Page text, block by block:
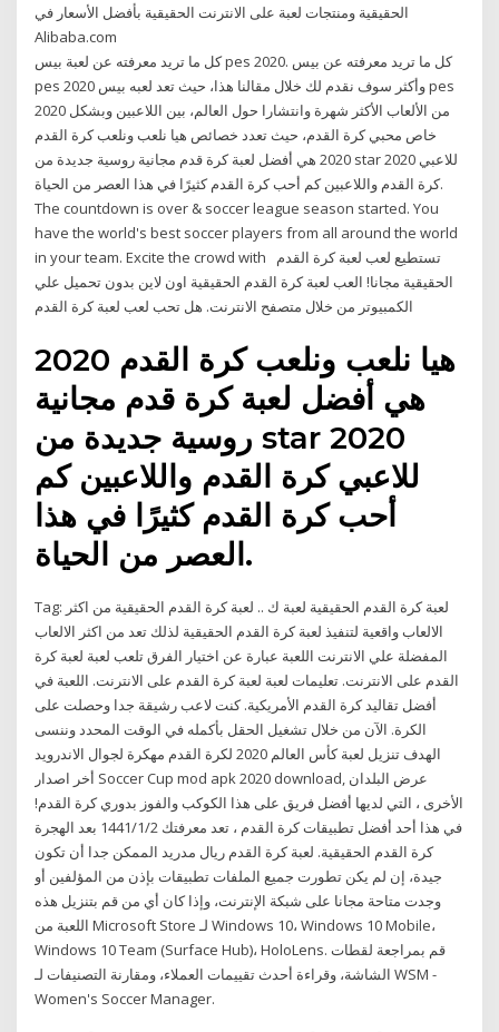
الحقيقية ومنتجات لعبة على الانترنت الحقيقية بأفضل الأسعار في
Alibaba.com
كل ما تريد معرفته عن لعبة بيس pes 2020. كل ما تريد معرفته عن بيس
pes 2020 وأكثر سوف نقدم لك خلال مقالنا هذا، حيث تعد لعبه بيس pes
2020 من الألعاب الأكثر شهرة وانتشارا حول العالم، بين اللاعبين وبشكل
خاص محبي كرة القدم، حيث تعدد خصائص هيا نلعب ونلعب كرة القدم
2020 هي أفضل لعبة كرة قدم مجانية روسية جديدة من star 2020 للاعبي
كرة القدم واللاعبين كم أحب كرة القدم كثيرًا في هذا العصر من الحياة.
The countdown is over & soccer league season started. You
have the world's best soccer players from all around the world
in your team. Excite the crowd with تستطيع لعب لعبة كرة القدم
الحقيقية مجانا! العب لعبة كرة القدم الحقيقية اون لاين بدون تحميل علي
هيا نلعب ونلعب كرة القدم 2020
هي أفضل لعبة كرة قدم مجانية
روسية جديدة من star 2020
للاعبي كرة القدم واللاعبين كم
أحب كرة القدم كثيرًا في هذا
العصر من الحياة.
Tag: لعبة كرة القدم الحقيقية لعبة ك .. لعبة كرة القدم الحقيقية من اكثر
الالعاب واقعية لتنفيذ لعبة كرة القدم الحقيقية لذلك تعد من اكثر الالعاب
المفضلة علي الانترنت اللعبة عبارة عن اختيار الفرق تلعب لعبة لعبة كرة
القدم على الانترنت. تعليمات لعبة لعبة كرة القدم على الانترنت. اللعبة في
أفضل تقاليد كرة القدم الأمريكية. كنت لاعب رشيقة جدا وحصلت على
الكرة. الآن من خلال تشغيل الحقل بأكمله في الوقت المحدد وننسى
الهدف تنزيل لعبة كأس العالم 2020 لكرة القدم مهكرة لجوال الاندرويد
أخر اصدار Soccer Cup mod apk 2020 download, عرض البلدان
الأخرى ، التي لديها أفضل فريق على هذا الكوكب والفوز بدوري كرة القدم!
في هذا أحد أفضل تطبيقات كرة القدم ، تعد معرفتك 2‏‏/1‏‏/1441 بعد الهجرة
كرة القدم الحقيقية. لعبة كرة القدم ريال مدريد الممكن جدا أن تكون
جيدة، إن لم يكن تطورت جميع الملفات تطبيقات بإذن من المؤلفين أو
وجدت متاحة مجانا على شبكة الإنترنت، وإذا كان أي من قم بتنزيل هذه
اللعبة من Microsoft Store لـ Windows 10، Windows 10 Mobile،
Windows 10 Team (Surface Hub)، HoloLens. قم بمراجعة لقطات
الشاشة، وقراءة أحدث تقييمات العملاء، ومقارنة التصنيفات لـ WSM -
Women's Soccer Manager.